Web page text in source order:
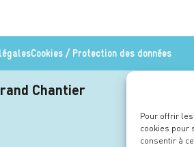
Pour offrir
cookies pour
consentir à
Cookies / Protection des données
Chantier